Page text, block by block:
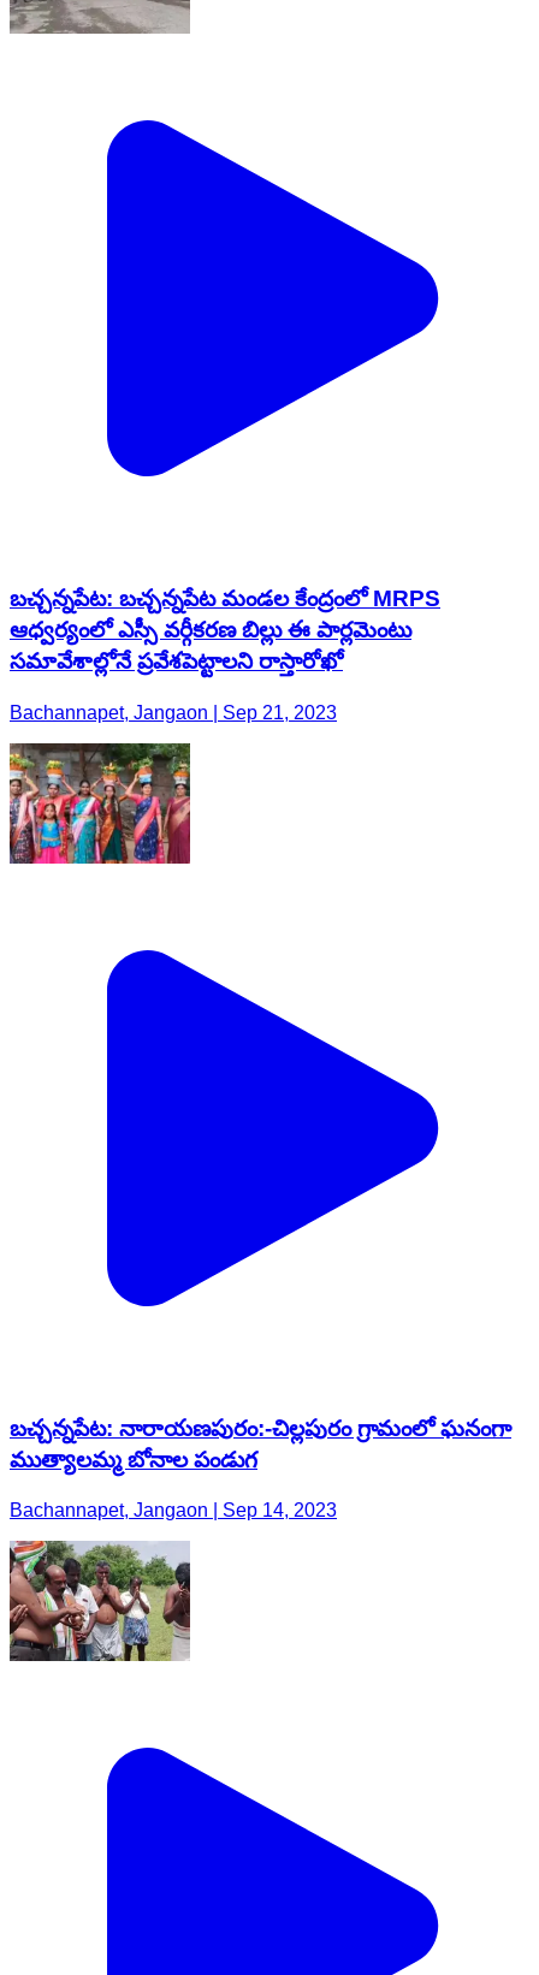
బచ్చన్నపేట: బచ్చన్నపేట మండల కేంద్రంలో MRPS
ఆధ్వర్యంలో ఎస్సీ వర్గీకరణ బిల్లు ఈ పార్లమెంటు
సమావేశాల్లోనే ప్రవేశపెట్టాలని రాస్తారోఖో
Bachannapet, Jangaon | Sep 21, 2023
బచ్చన్నపేట: నారాయణపురం:-చిల్లపురం గ్రామంలో ఘనంగా
ముత్యాలమ్మ బోనాల పండుగ
Bachannapet, Jangaon | Sep 14, 2023